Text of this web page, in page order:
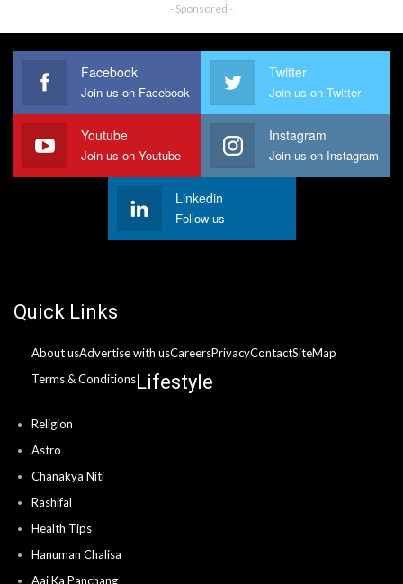
- Sponsored -
Facebook
Join us on Facebook
Twitter
Join us on Twitter
Youtube
Join us on Youtube
Instagram
Join us on Instagram
Linkedin
Follow us
Quick Links
About usAdvertise with usCareersPrivacyContactSiteMap
Terms & Conditions Lifestyle
Religion
Astro
Chanakya Niti
Rashifal
Health Tips
Hanuman Chalisa
Aaj Ka Panchang